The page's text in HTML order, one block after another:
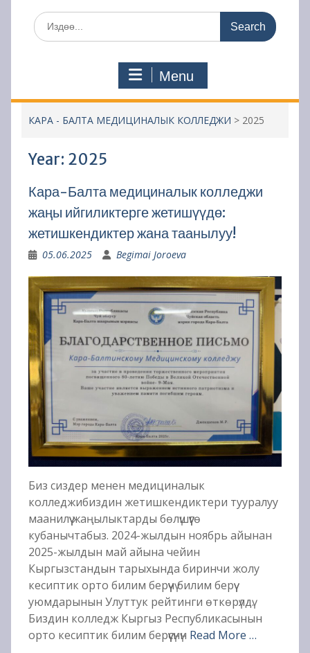
Search
for:
Menu
КАРА - БАЛТА МЕДИЦИНАЛЫК КОЛЛЕДЖИ > 2025
Year: 2025
Кара-Балта медициналык колледжи
жаңы ийгиликтерге жетишүүдө:
жетишкендиктер жана таанылуу!
05.06.2025 Begimai Joroeva
Биз сиздер менен медициналык
колледжибиздин жетишкендиктери тууралуу
маанилүү жаңылыктарды бөлүшүүгө
кубанычтабыз. 2024-жылдын ноябрь айынан
2025-жылдын май айына чейин
Кыргызстандын тарыхында биринчи жолу
кесиптик орто билим берүүчү билим берүү
уюмдарынын Улуттук рейтинги өткөрүлдү.
Биздин колледж Кыргыз Республикасынын
орто кесиптик билим берүүсүнүн Read More …